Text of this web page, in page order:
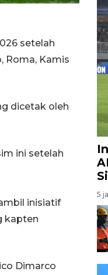
setelah
Roma, Kamis
dicetak oleh
ini setelah
inisiatif
kapten
Dimarco
5